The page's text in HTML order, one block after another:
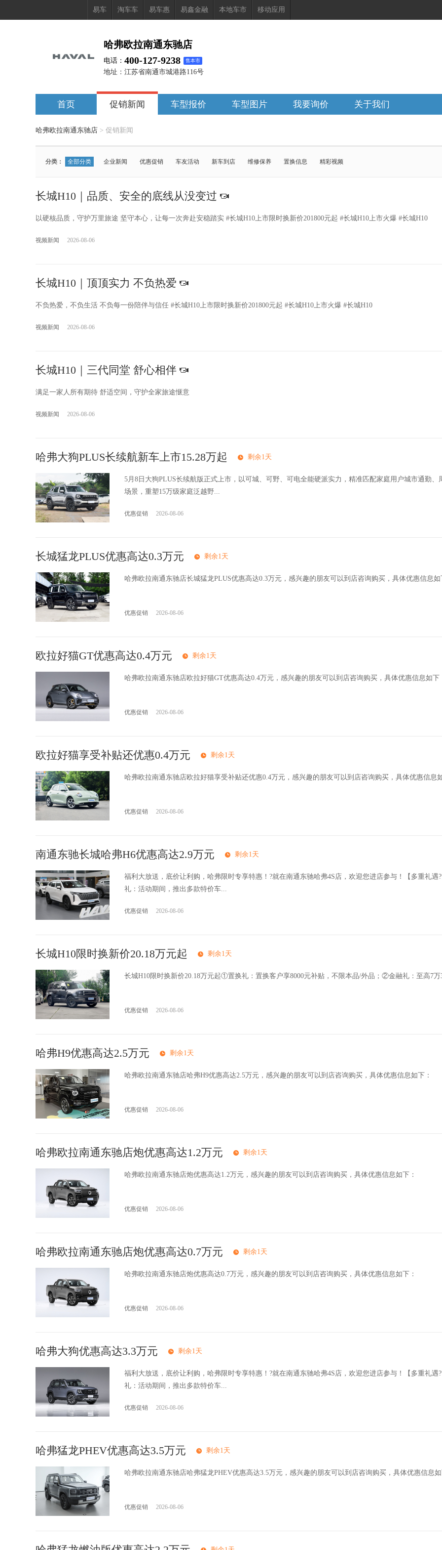
易车 淘车车 易车惠 易鑫金融 本地车市 移动应用
哈弗欧拉南通东驰店
电话： 400-127-9238 售本市
地址： 江苏省南通市城港路116号
首页 促销新闻 车型报价 车型图片 我要询价 关于我们
哈弗欧拉南通东驰店 > 促销新闻
分类： 全部分类 企业新闻 优惠促销 车友活动 新车到店 维修保养 置换信息 精彩视频
长城H10 哈弗H9 炮 哈弗大狗 哈弗猛龙PHEV
长城H10｜品质、安全的底线从没变过
以硬核品质，守护万里旅途 坚守本心，让每一次奔赴安稳踏实 #长城H10上市限时换新价201800元起 #长城H10上市火爆 #长城H10
视频新闻 2026-08-06
长城H10｜顶顶实力 不负热爱
不负热爱，不负生活 不负每一份陪伴与信任 #长城H10上市限时换新价201800元起 #长城H10上市火爆 #长城H10
视频新闻 2026-08-06
长城H10｜三代同堂 舒心相伴
满足一家人所有期待 舒适空间，守护全家旅途惬意
视频新闻 2026-08-06
哈弗大狗PLUS长续航新车上市15.28万起 剩余1天
5月8日大狗PLUS长续航版正式上市，以可城、可野、可电全能硬派实力，精准匹配家庭用户城市通勤、
场景，重塑15万级家庭泛越野...
优惠促销 2026-08-06
长城猛龙PLUS优惠高达0.3万元 剩余1天
哈弗欧拉南通东驰店长城猛龙PLUS优惠高达0.3万元，感兴趣的朋友可以到店咨询购买，具体优惠信息如
优惠促销 2026-08-06
欧拉好猫GT优惠高达0.4万元 剩余1天
哈弗欧拉南通东驰店欧拉好猫GT优惠高达0.4万元，感兴趣的朋友可以到店咨询购买，具体优惠信息如下
优惠促销 2026-08-06
欧拉好猫享受补贴还优惠0.4万元 剩余1天
哈弗欧拉南通东驰店欧拉好猫享受补贴还优惠0.4万元，感兴趣的朋友可以到店咨询购买，具体优惠信息
优惠促销 2026-08-06
南通东驰长城哈弗H6优惠高达2.9万元 剩余1天
福利大放送，底价让利购，哈弗限时专享特惠！?就在南通东驰哈弗4S店，欢迎您进店参与！【多重礼遇
礼：活动期间，推出多款特价车...
优惠促销 2026-08-06
长城H10限时换新价20.18万元起 剩余1天
长城H10限时换新价20.18万元起①置换礼：置换客户享8000元补贴，不限本品/外品；②金融礼：至高7万
优惠促销 2026-08-06
哈弗H9优惠高达2.5万元 剩余1天
哈弗欧拉南通东驰店哈弗H9优惠高达2.5万元，感兴趣的朋友可以到店咨询购买，具体优惠信息如下：
优惠促销 2026-08-06
哈弗欧拉南通东驰店炮优惠高达1.2万元 剩余1天
哈弗欧拉南通东驰店炮优惠高达1.2万元，感兴趣的朋友可以到店咨询购买，具体优惠信息如下：
优惠促销 2026-08-06
哈弗欧拉南通东驰店炮优惠高达0.7万元 剩余1天
哈弗欧拉南通东驰店炮优惠高达0.7万元，感兴趣的朋友可以到店咨询购买，具体优惠信息如下：
优惠促销 2026-08-06
哈弗大狗优惠高达3.3万元 剩余1天
福利大放送，底价让利购，哈弗限时专享特惠！?就在南通东驰哈弗4S店，欢迎您进店参与！【多重礼遇
礼：活动期间，推出多款特价车...
优惠促销 2026-08-06
哈弗猛龙PHEV优惠高达3.5万元 剩余1天
哈弗欧拉南通东驰店哈弗猛龙PHEV优惠高达3.5万元，感兴趣的朋友可以到店咨询购买，具体优惠信息
优惠促销 2026-08-06